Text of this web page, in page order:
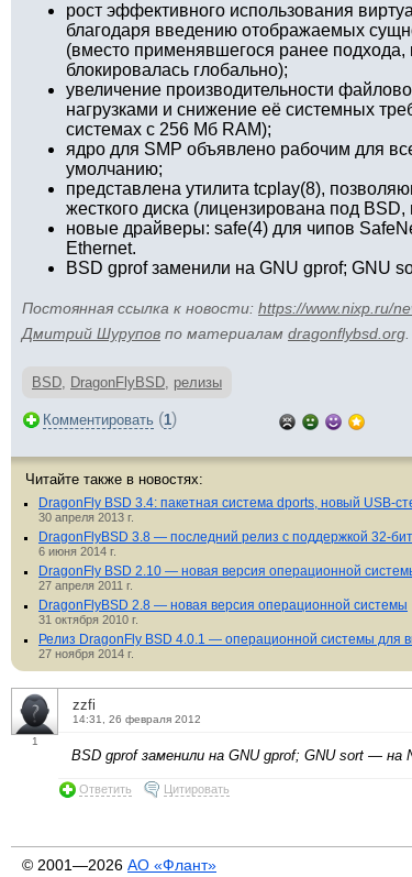
рост эффективного использования
благодаря введению отображаемых
(вместо применявшегося ранее подхода,
блокировалась глобально);
увеличение производительности
нагрузками и снижение её системных
системах с 256 Мб RAM);
ядро для SMP объявлено рабочим для
умолчанию;
представлена утилита tcplay(8),
жесткого диска (лицензирована под
новые драйверы: safe(4) для чипов
Ethernet.
BSD gprof заменили на GNU gprof; GNU
Постоянная ссылка к новости: https://www.nixp.ru/
Дмитрий Шурупов по материалам dragonflybsd.org
BSD, DragonFlyBSD, релизы
Комментировать (1)
Читайте также в новостях:
DragonFly BSD 3.4: пакетная система dports, новый USB-
30 апреля 2013 г.
DragonFlyBSD 3.8 — последний релиз с поддержкой 32-
6 июня 2014 г.
DragonFly BSD 2.10 — новая версия операционной
27 апреля 2011 г.
DragonFlyBSD 2.8 — новая версия операционной системы
31 октября 2010 г.
Релиз DragonFly BSD 4.0.1 — операционной системы для
27 ноября 2014 г.
1
zzfi
14:31, 26 февраля 2012
BSD gprof заменили на GNU gprof; GNU sort — на
Ответить Цитировать
© 2001—2026 АО «Флант»